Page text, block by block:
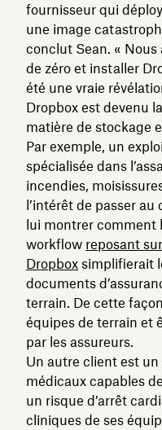
fournisseur qui
une image
conclut Sean. «
de zéro et installer
été une vraie
Dropbox est devenu
matière de stockage
Par exemple, un
spécialisée dans
incendies,
l’intérêt de passer
lui montrer comment
workflow reposant
Dropbox simplifierait
documents
terrain. De cette
équipes de terrain et
par les assureurs.
Un autre client est
médicaux capables
un risque d’arrêt
cliniques de ses